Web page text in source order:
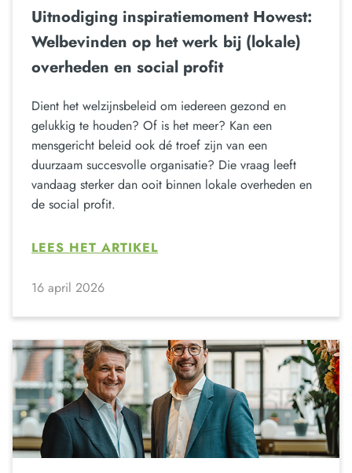
Uitnodiging inspiratiemoment Howest:
Welbevinden op het werk bij (lokale)
overheden en social profit
Dient het welzijnsbeleid om iedereen gezond en
gelukkig te houden? Of is het meer? Kan een
mensgericht beleid ook dé troef zijn van een
duurzaam succesvolle organisatie? Die vraag leeft
vandaag sterker dan ooit binnen lokale overheden en
de social profit.
LEES HET ARTIKEL
16 april 2026